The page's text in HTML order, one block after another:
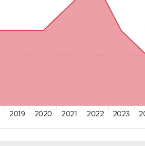
2019 2020 2021 2022 2023